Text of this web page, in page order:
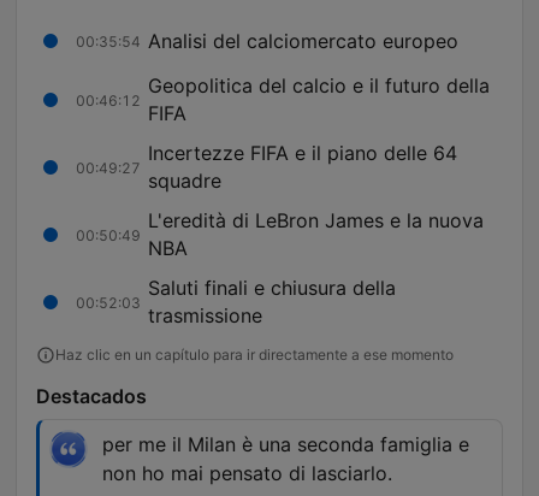
00:35:54 Analisi del calciomercato europeo
00:46:12
Geopolitica del calcio e il futuro della
FIFA
00:49:27
Incertezze FIFA e il piano delle 64
squadre
00:50:49
L'eredità di LeBron James e la nuova
NBA
00:52:03
Saluti finali e chiusura della
trasmissione
Haz clic en un capítulo para ir directamente a ese momento
Destacados
per me il Milan è una seconda famiglia e
non ho mai pensato di lasciarlo.